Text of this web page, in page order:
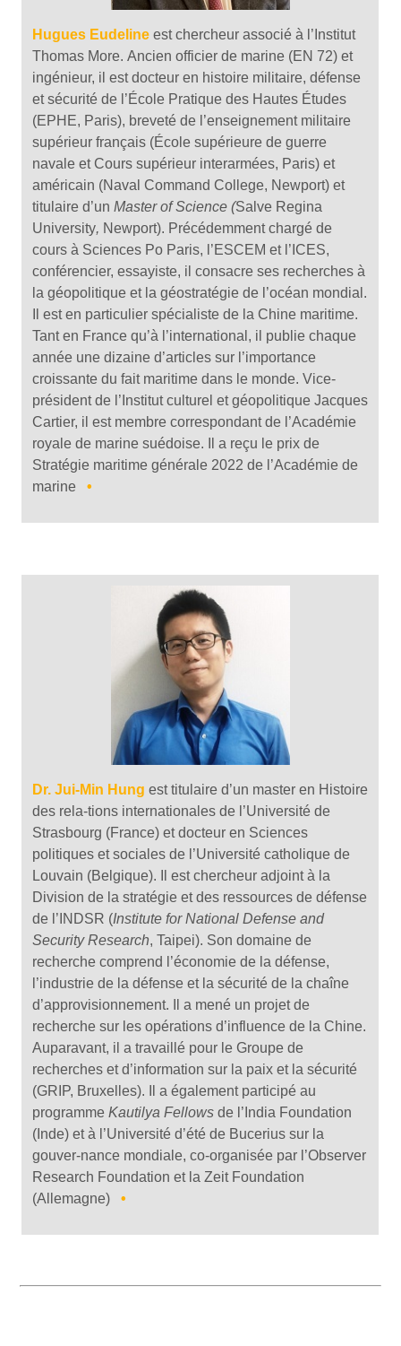
Hugues Eudeline est chercheur associé à l’Institut
Thomas More. Ancien officier de marine (EN 72) et
ingénieur, il est docteur en histoire militaire, défense
et sécurité de l’École Pratique des Hautes Études
(EPHE, Paris), breveté de l’enseignement militaire
supérieur français (École supérieure de guerre
navale et Cours supérieur interarmées, Paris) et
américain (Naval Command College, Newport) et
titulaire d’unMaster of Science (Salve Regina
University, Newport). Précédemment chargé de
cours à Sciences Po Paris, l’ESCEM et l’ICES,
conférencier, essayiste, il consacre ses recherches à
la géopolitique et la géostratégie de l’océan mondial.
Il est en particulier spécialiste de la Chine maritime.
Tant en France qu’à l’international, il publie chaque
année une dizaine d’articles sur l’importance
croissante du fait maritime dans le monde. Vice-
président de l’Institut culturel et géopolitique Jacques
Cartier, il est membre correspondant de l’Académie
royale de marine suédoise. Il a reçu le prix de
Stratégie maritime générale 2022 de l’Académie de
marine•
Dr. Jui-Min Hung est titulaire d’un master en Histoire
des rela-tions internationales de l’Université de
Strasbourg (France) et docteur en Sciences
politiques et sociales de l’Université catholique de
Louvain (Belgique). Il est chercheur adjoint à la
Division de la stratégie et des ressources de défense
de l’INDSR (Institute for National Defense and
Security Research, Taipei). Son domaine de
recherche comprend l’économie de la défense,
l’industrie de la défense et la sécurité de la chaîne
d’approvisionnement. Il a mené un projet de
recherche sur les opérations d’influence de la Chine.
Auparavant, il a travaillé pour le Groupe de
recherches et d’information sur la paix et la sécurité
(GRIP, Bruxelles). Il a également participé au
programmeKautilya Fellows de l’India Foundation
(Inde) et à l’Université d’été de Bucerius sur la
gouver-nance mondiale, co-organisée par l’Observer
Research Foundation et la Zeit Foundation
(Allemagne)•